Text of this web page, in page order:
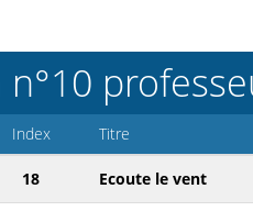
n°10
Index Titre
18 Ecoute le vent